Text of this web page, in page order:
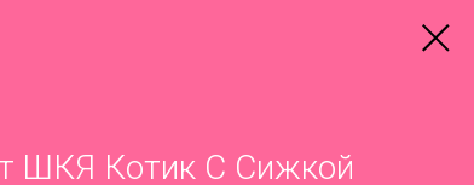
ШКЯ Котик С Сижкой